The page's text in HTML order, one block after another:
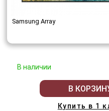
Samsung Array
В наличии
В
Купить в 1